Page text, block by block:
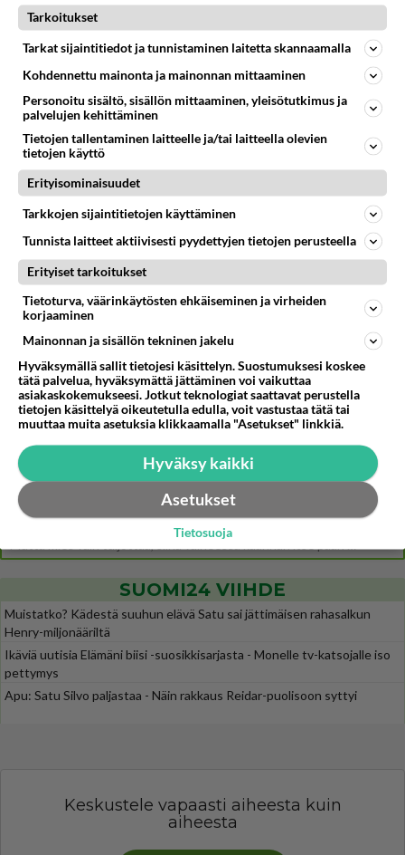
Miia Heikkinen avautui !
Olipa hyvä kirjoitus, kiitos. Ongelmat mitkä nostat esille on todellisia ja tämä ylimielisyys totta ja se näkyy kaikessa
04.08.2026 04:27
Judo
616
Martina Aitolehti on seurattu julkisuuden henkilö. Lähipiiriin mahtuu muitakin tunnettuja henkilöitä. Tiesitkö, että Ma
05.08.2026 07:23
26
611
Mitä töitä kaivattusi on tehnyt?
05.08.2026 13:25
Ikävä
Voiko meidän välit
05.08.2026 05:34
44
566
Osallistu keskusteluun
Mitä tuot pöytään parisuhteessa?
Siinäpä se kysymys on otsikossa. Mitäpä siis tuot/toisit pöytään parisuhteessa? Oletko mies vai nainen? Koetko sen mitä
347
Martinan bisneksillä ei mene hyvin
https://www.iltalehti.fi/viihdeuutiset/a/c46da6ab-340f-4790-aaa7-0865eed2336 Yrityksen konkurssihakemus on tullut kärä
2 km on nykyään liian pitkä koulumatka
SUOMI24 VIIHDE
Muistatko? Kädestä suuhun elävä Satu sai jättimäisen rahasalkun
Henry-miljonääriltä
Ikäviä uutisia Elämäni biisi -suosikkisarjasta - Monelle tv-katsojalle iso
pettymys
Apu: Satu Silvo paljastaa - Näin rakkaus Reidar-puolisoon syttyi
Keskustele vapaasti aiheesta kuin
aiheesta
Tarkoitukset
Tarkat sijaintitiedot ja tunnistaminen laitetta skannaamalla
Kohdennettu mainonta ja mainonnan mittaaminen
Personoitu sisältö, sisällön mittaaminen, yleisötutkimus ja
palvelujen kehittäminen
Tietojen tallentaminen laitteelle ja/tai laitteella olevien
tietojen käyttö
Erityisominaisuudet
Tarkkojen sijaintitietojen käyttäminen
Tunnista laitteet aktiivisesti pyydettyjen tietojen perusteella
Erityiset tarkoitukset
Tietoturva, väärinkäytösten ehkäiseminen ja virheiden
korjaaminen
Mainonnan ja sisällön tekninen jakelu
Hyväksymällä sallit tietojesi käsittelyn. Suostumuksesi koskee
tätä palvelua, hyväksymättä jättäminen voi vaikuttaa
asiakaskokemukseesi. Jotkut teknologiat saattavat perustella
tietojen käsittelyä oikeutetulla edulla, voit vastustaa tätä tai
muuttaa muita asetuksia klikkaamalla "Asetukset" linkkiä.
Hyväksy kaikki
Asetukset
Tietosuoja